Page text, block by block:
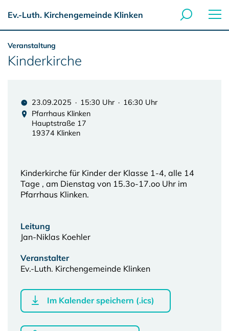
Ev.-Luth. Kirchengemeinde Klinken
Veranstaltung
Kinderkirche
23.09.2025 · 15:30 Uhr · 16:30 Uhr
Pfarrhaus Klinken
Hauptstraße 17
19374 Klinken
Kinderkirche für Kinder der Klasse 1-4, alle 14
Tage , am Dienstag von 15.3o-17.oo Uhr im
Pfarrhaus Klinken.
Leitung
Jan-Niklas Koehler
Veranstalter
Ev.-Luth. Kirchengemeinde Klinken
Im Kalender speichern (.ics)